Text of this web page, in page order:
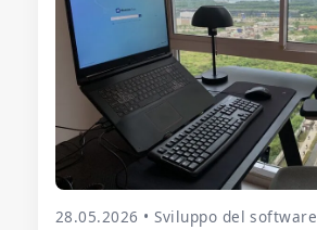
28.05.2026 • Sviluppo del software